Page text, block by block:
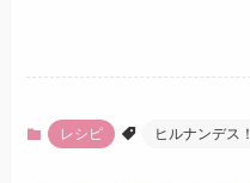
レシピ ヒルナンデス！